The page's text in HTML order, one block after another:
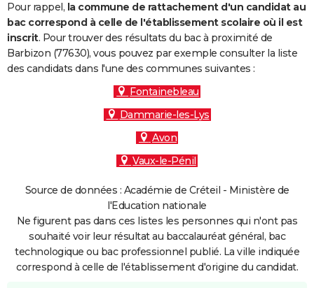
S'inscrire
Se connecter
Lycées
Collèges
Primaires
Universités
Entreprises
Service militaire
Avis de recherche
AVIS DE DÉCÈS
FORUM
Pour rappel, la commune de rattachement d'un candidat au
bac correspond à celle de l'établissement scolaire où il est
inscrit. Pour trouver des résultats du bac à proximité de
Barbizon (77630), vous pouvez par exemple consulter la liste
des candidats dans l'une des communes suivantes :
Fontainebleau
Dammarie-les-Lys
Avon
Vaux-le-Pénil
Source de données : Académie de Créteil - Ministère de
l'Education nationale
Ne figurent pas dans ces listes les personnes qui n'ont pas
souhaité voir leur résultat au baccalauréat général, bac
technologique ou bac professionnel publié. La ville indiquée
correspond à celle de l'établissement d'origine du candidat.